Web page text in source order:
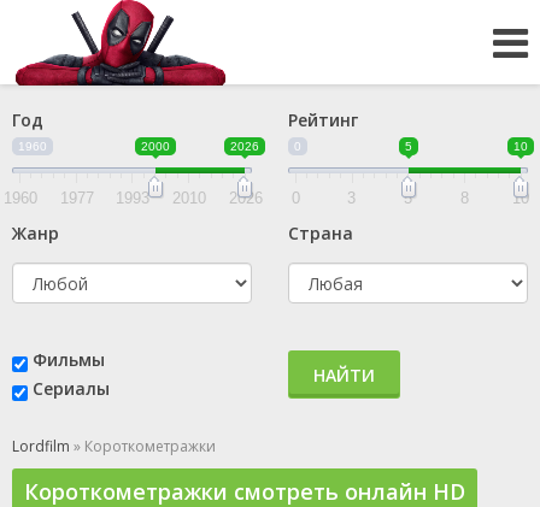
Год
1960 2000 2026
1960 1977 1993 2010 2026
Рейтинг
0 5 10
0 3 5 8 10
Жанр Страна
Фильмы
Сериалы
НАЙТИ
Lordfilm » Короткометражки
Короткометражки смотреть онлайн HD